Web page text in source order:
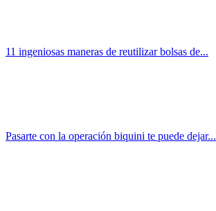
11 ingeniosas maneras de reutilizar bolsas de...
Pasarte con la operación biquini te puede dejar...